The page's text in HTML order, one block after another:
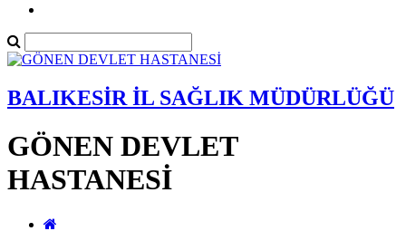
BALIKESİR İL SAĞLIK MÜDÜRLÜĞÜ
GÖNEN DEVLET
HASTANESİ